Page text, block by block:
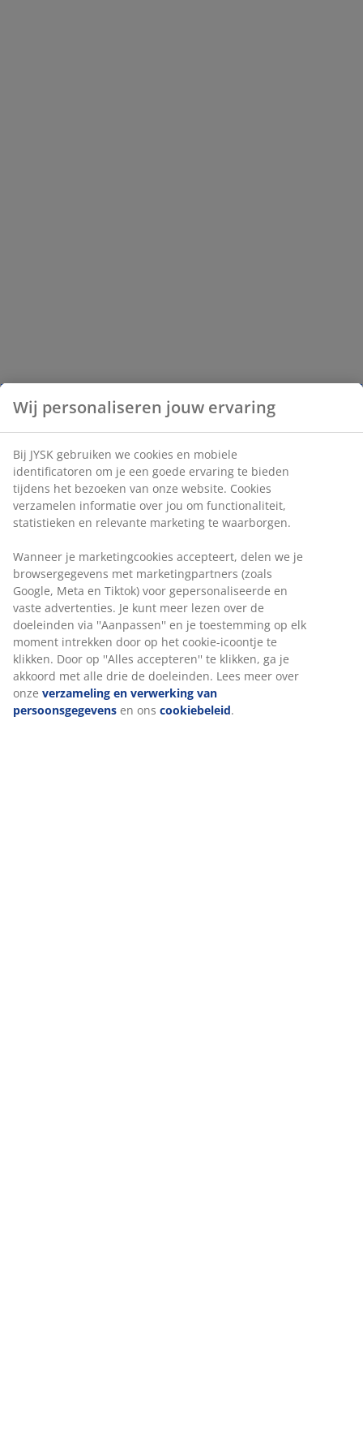
Wij personaliseren jouw ervaring
Bij JYSK gebruiken we cookies en mobiele
identificatoren om je een goede ervaring te bieden
tijdens het bezoeken van onze website. Cookies
verzamelen informatie over jou om functionaliteit,
statistieken en relevante marketing te waarborgen.
Wanneer je marketingcookies accepteert, delen we je
browsergegevens met marketingpartners (zoals
Google, Meta en Tiktok) voor gepersonaliseerde en
vaste advertenties. Je kunt meer lezen over de
doeleinden via ''Aanpassen'' en je toestemming op elk
moment intrekken door op het cookie-icoontje te
klikken. Door op ''Alles accepteren'' te klikken, ga je
akkoord met alle drie de doeleinden. Lees meer over
onze verzameling en verwerking van
persoonsgegevens en ons cookiebeleid.